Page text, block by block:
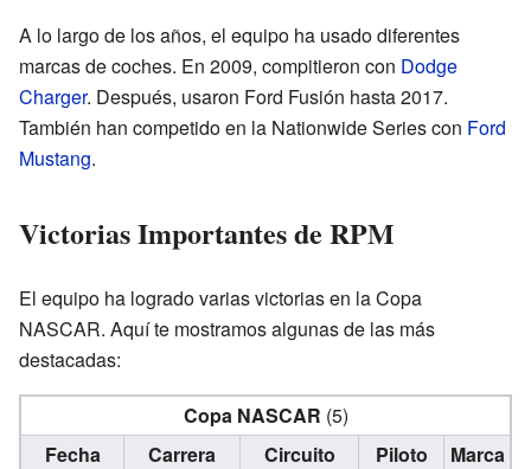
A lo largo de los años, el equipo ha usado diferentes
marcas de coches. En 2009, compitieron con Dodge
Charger. Después, usaron Ford Fusión hasta 2017.
También han competido en la Nationwide Series con Ford
Mustang.
Victorias Importantes de RPM
El equipo ha logrado varias victorias en la Copa
NASCAR. Aquí te mostramos algunas de las más
destacadas:
Copa NASCAR (5)
Fecha
Carrera Circuito Piloto
Marca